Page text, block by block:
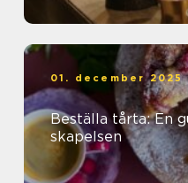
01. december 2025
Beställa tårta: En
skapelsen